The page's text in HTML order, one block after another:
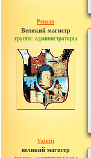
Рената
Великий магистр
группа: администраторы
сообщений: 30442
Valerij
великий магистр